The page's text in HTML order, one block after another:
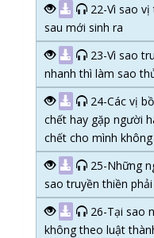
22-Vì sao
sau mới sinh ra
23-Vì sao
nhanh thì làm sao
24-Các vị
chết hay gặp người
chết cho mình không
25-Những
sao truyền thiền
26-Tại sao
không theo luật